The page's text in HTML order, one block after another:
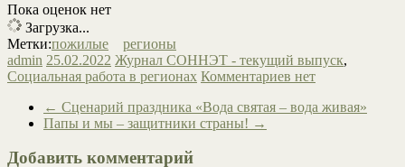
Пока оценок нет
Загрузка...
Метки:пожилые
регионы
admin 25.02.2022 Журнал СОННЭТ - текущий выпуск,
Социальная работа в регионах Комментариев нет
← Сценарий праздника «Вода святая – вода живая»
Папы и мы – защитники страны! →
Добавить комментарий